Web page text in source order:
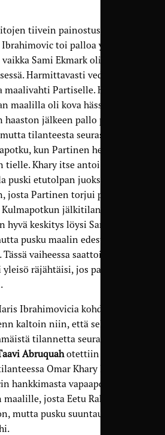
tiivein painostusjakso.
toi palloa ylös ja
Sami Ekmark oli hyvin
Harmittavasti vedosta tuli
Partiselle. Hetkeä
maalilla oli kova hässäkkä,
jälkeen pallo pyöri
tilanteesta seurasi
kun Partinen heittäytyi
tielle. Khary itse antoi kulman,
puski etutolpan juoksusta
josta Partinen torjui pallon
jälkitilanteessa
keskitys löysi Sami
pusku maalin edestä
vaiheessa saattoi tuntea,
räjähtäisi, jos pallo vain
Ibrahimovicia kohdeltiin
kaltoin niin, että selvästi
tilannetta seurasi
Abruquahotettiin kentälle.
Omar Khary laittoi
hankkimasta vapaapotkusta
josta Eetu Rahkola
mutta pusku suuntautui